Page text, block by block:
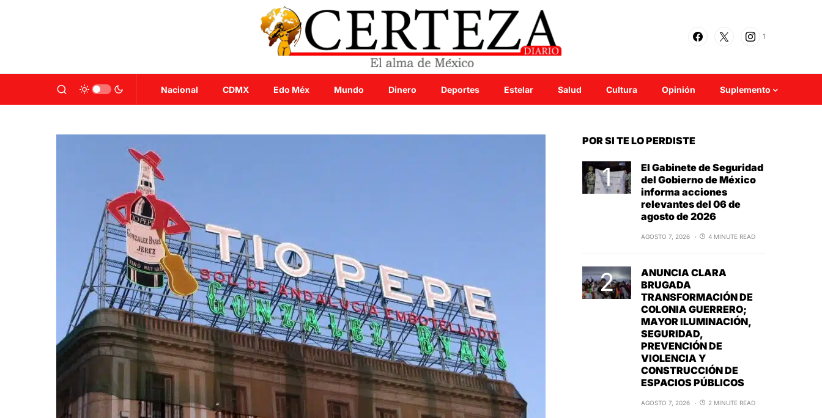
1
Nacional CDMX Edo Méx Mundo Dinero Deportes Estelar Salud Cultura Opinión Suplemento
POR SI TE LO PERDISTE
El Gabinete de Seguridad
del Gobierno de México
informa acciones
relevantes del 06 de
agosto de 2026
AGOSTO 7, 2026 4 MINUTE READ
ANUNCIA CLARA
BRUGADA
TRANSFORMACIÓN DE
COLONIA GUERRERO;
MAYOR ILUMINACIÓN,
SEGURIDAD,
PREVENCIÓN DE
VIOLENCIA Y
CONSTRUCCIÓN DE
ESPACIOS PÚBLICOS
AGOSTO 7, 2026 2 MINUTE READ